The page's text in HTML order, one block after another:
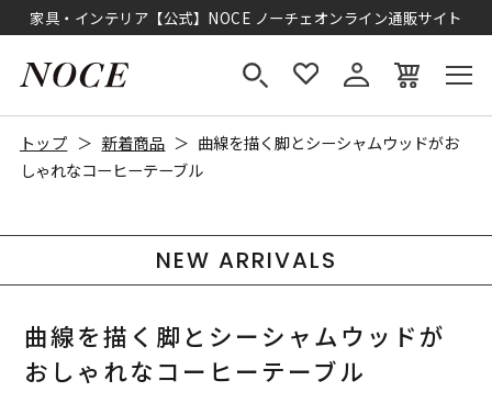
家具・インテリア【公式】NOCE ノーチェオンライン通販サイト
トップ 新着商品
曲線を描く脚とシーシャムウッドがお
しゃれなコーヒーテーブル
NEW ARRIVALS
曲線を描く脚とシーシャムウッドが
おしゃれなコーヒーテーブル